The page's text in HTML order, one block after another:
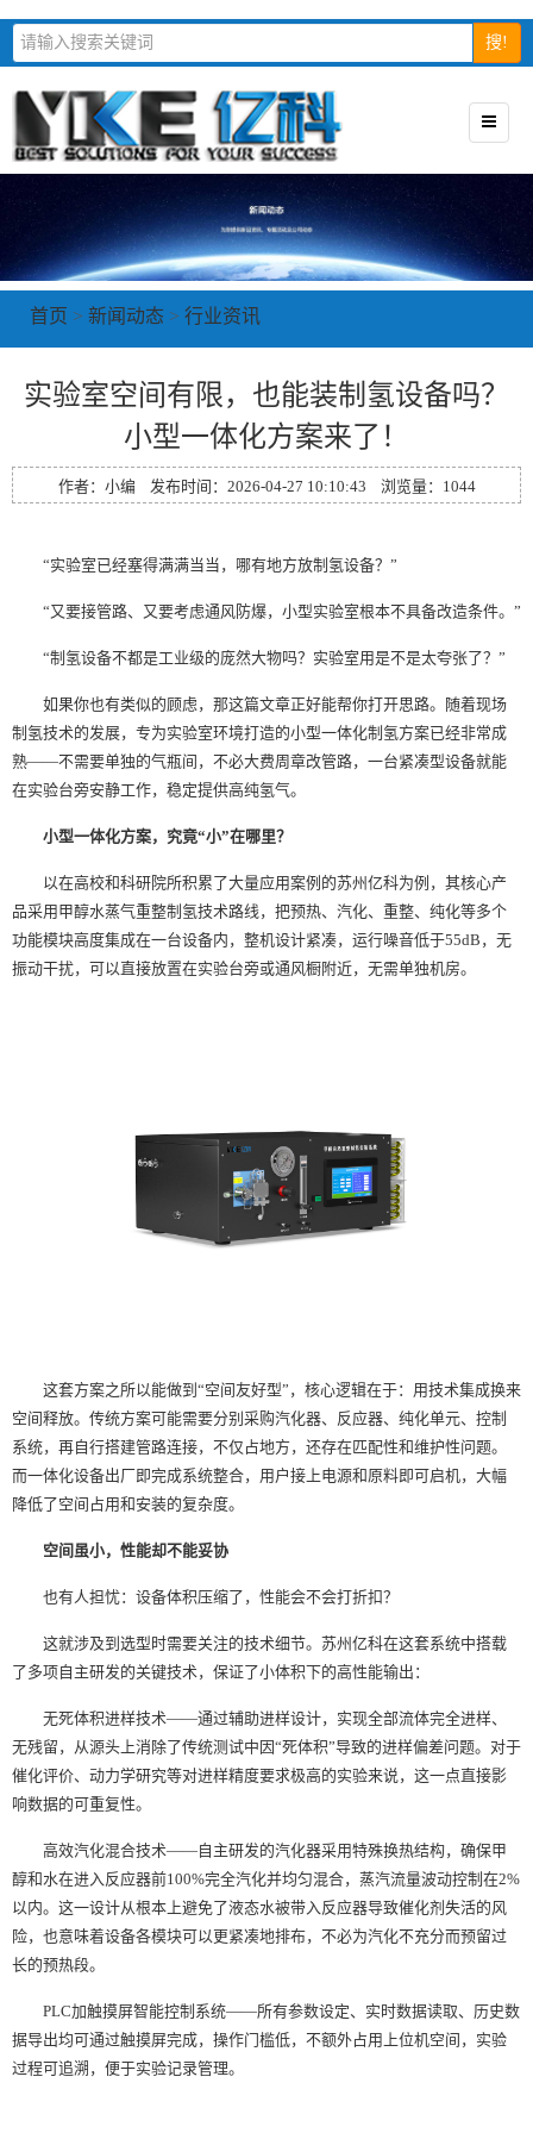
搜!
首页 > 新闻动态 > 行业资讯
实验室空间有限，也能装制氢设备吗？
小型一体化方案来了！
作者：小编 发布时间：2026-04-27 10:10:43 浏览量： 1044
“实验室已经塞得满满当当，哪有地方放制氢设备？”
“又要接管路、又要考虑通风防爆，小型实验室根本不具备改造条件。”
“制氢设备不都是工业级的庞然大物吗？实验室用是不是太夸张了？”
如果你也有类似的顾虑，那这篇文章正好能帮你打开思路。随着现场
制氢技术的发展，专为实验室环境打造的小型一体化制氢方案已经非常成
熟——不需要单独的气瓶间，不必大费周章改管路，一台紧凑型设备就能
在实验台旁安静工作，稳定提供高纯氢气。
小型一体化方案，究竟“小”在哪里？
以在高校和科研院所积累了大量应用案例的苏州亿科为例，其核心产
品采用甲醇水蒸气重整制氢技术路线，把预热、汽化、重整、纯化等多个
功能模块高度集成在一台设备内，整机设计紧凑，运行噪音低于55dB，无
振动干扰，可以直接放置在实验台旁或通风橱附近，无需单独机房。
这套方案之所以能做到“空间友好型”，核心逻辑在于：用技术集成换来
空间释放。传统方案可能需要分别采购汽化器、反应器、纯化单元、控制
系统，再自行搭建管路连接，不仅占地方，还存在匹配性和维护性问题。
而一体化设备出厂即完成系统整合，用户接上电源和原料即可启机，大幅
降低了空间占用和安装的复杂度。
空间虽小，性能却不能妥协
也有人担忧：设备体积压缩了，性能会不会打折扣？
这就涉及到选型时需要关注的技术细节。苏州亿科在这套系统中搭载
了多项自主研发的关键技术，保证了小体积下的高性能输出：
无死体积进样技术——通过辅助进样设计，实现全部流体完全进样、
无残留，从源头上消除了传统测试中因“死体积”导致的进样偏差问题。对于
催化评价、动力学研究等对进样精度要求极高的实验来说，这一点直接影
响数据的可重复性。
高效汽化混合技术——自主研发的汽化器采用特殊换热结构，确保甲
醇和水在进入反应器前100%完全汽化并均匀混合，蒸汽流量波动控制在2%
以内。这一设计从根本上避免了液态水被带入反应器导致催化剂失活的风
险，也意味着设备各模块可以更紧凑地排布，不必为汽化不充分而预留过
长的预热段。
PLC加触摸屏智能控制系统——所有参数设定、实时数据读取、历史数
据导出均可通过触摸屏完成，操作门槛低，不额外占用上位机空间，实验
过程可追溯，便于实验记录管理。